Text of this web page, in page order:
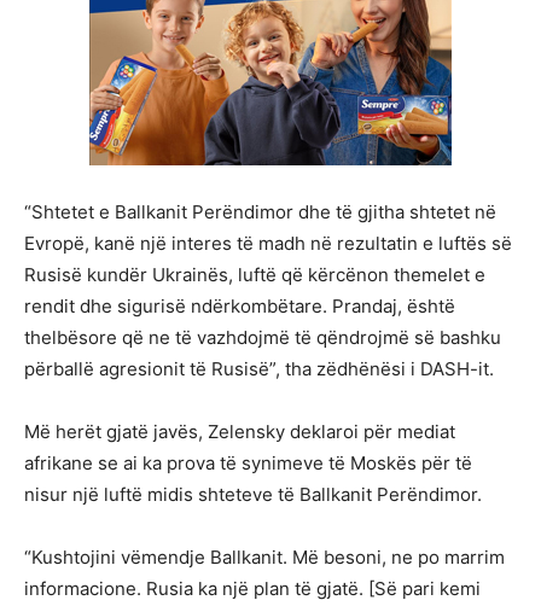
“Shtetet e Ballkanit Perëndimor dhe të gjitha shtetet në
Evropë, kanë një interes të madh në rezultatin e luftës së
Rusisë kundër Ukrainës, luftë që kërcënon themelet e
rendit dhe sigurisë ndërkombëtare. Prandaj, është
thelbësore që ne të vazhdojmë të qëndrojmë së bashku
përballë agresionit të Rusisë”, tha zëdhënësi i DASH-it.
Më herët gjatë javës, Zelensky deklaroi për mediat
afrikane se ai ka prova të synimeve të Moskës për të
nisur një luftë midis shteteve të Ballkanit Perëndimor.
“Kushtojini vëmendje Ballkanit. Më besoni, ne po marrim
informacione. Rusia ka një plan të gjatë. [Së pari kemi